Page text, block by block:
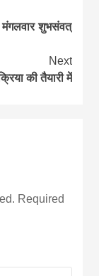
शुभसंवत्
Next
की तैयारी में
Required